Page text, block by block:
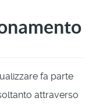
fa parte
attraverso